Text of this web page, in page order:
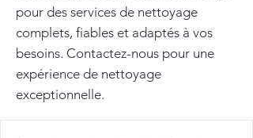
pour des services de nettoyage
complets, fiables et adaptés à vos
besoins. Contactez-nous pour une
expérience de nettoyage
exceptionnelle.